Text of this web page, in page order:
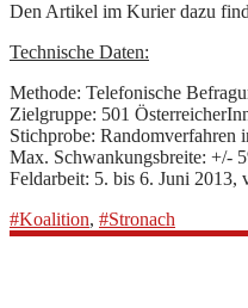
Den Artikel im Kurier dazu
Technische Daten:
Methode: Telefonische
Zielgruppe: 501
Stichprobe: Randomverfahren
Max. Schwankungsbreite: +/-
Feldarbeit: 5. bis 6. Juni
#Koalition, #Stronach